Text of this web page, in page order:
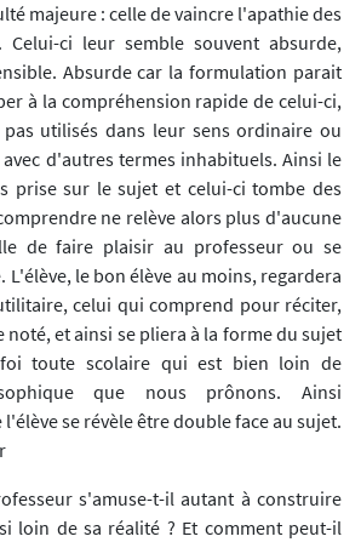
majeure : celle de vaincre l'apathie des
ci leur semble souvent absurde,
Absurde car la formulation parait
à la compréhension rapide de celui-ci,
utilisés dans leur sens ordinaire ou
d'autres termes inhabituels. Ainsi le
prise sur le sujet et celui-ci tombe des
ne relève alors plus d'aucune
de faire plaisir au professeur ou se
L'élève, le bon élève au moins, regardera
celui qui comprend pour réciter,
et ainsi se pliera à la forme du sujet
foi toute scolaire qui est bien loin de
que nous prônons. Ainsi
se révèle être double face au sujet.
s'amuse-t-il autant à construire
loin de sa réalité ? Et comment peut-il